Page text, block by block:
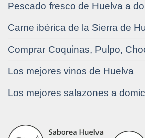
Pescado fresco de Huelva a
Carne ibérica de la Sierra de
Comprar Coquinas, Pulpo,
Los mejores vinos de Huelva
Los mejores salazones a